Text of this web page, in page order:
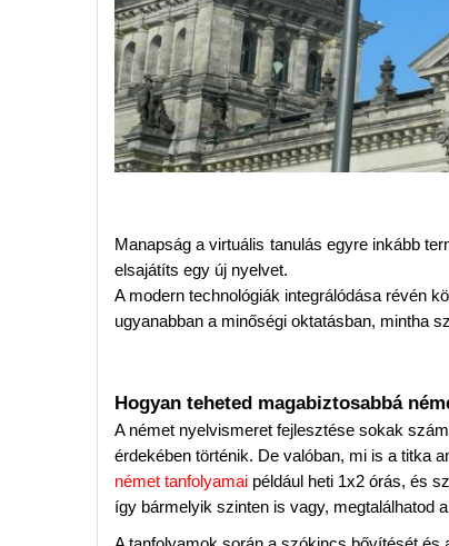
Manapság a virtuális tanulás egyre inkább
elsajátíts egy új nyelvet.
A modern technológiák integrálódása révén
ugyanabban a minőségi oktatásban, mintha
Hogyan teheted magabiztosabbá
A német nyelvismeret fejlesztése sokak
érdekében történik. De valóban, mi is a titka
német tanfolyamai például heti 1x2 órás, és
így bármelyik szinten is vagy, megtalálhatod